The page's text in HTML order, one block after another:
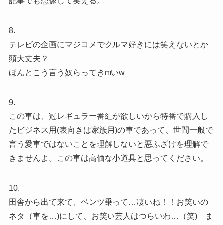
8.
テレビの企画にマジコメでクルマ好きには笑えないとか
頭大丈夫？
ほんとこう言う奴らってきmいw
9.
この車は、冠レギュラー番組が欲しいから特番で購入し
たビジネス用(表向きは家族用)の車であって、世間一般で
言う愛車ではないことを理解しないと悪ふざけを理解で
きませんよ。この車は高価な小道具と思ってください。
10.
田舎から出て来て、ベンツ乗って…凄いね！！お笑いの
ネタ（車を…)にして、お笑い芸人はつらいわ…（笑) ま